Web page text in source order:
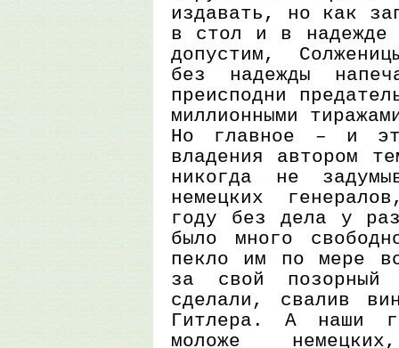
издавать, но как
в стол и в надежде
допустим,
без надежды
преисподни
миллионными
Но главное – и
владения автором
никогда не
немецких
году без дела у
было много
пекло им по мере
за свой
сделали, свалив
Гитлера. А наши
моложе